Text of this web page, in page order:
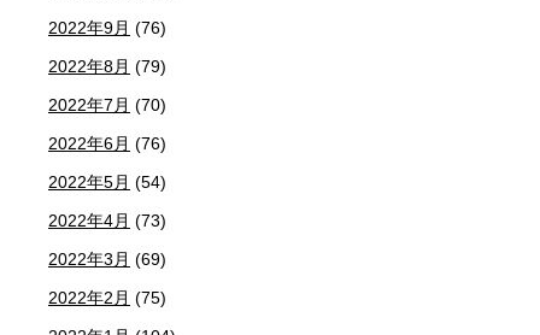
2022年9月 (76)
2022年8月 (79)
2022年7月 (70)
2022年6月 (76)
2022年5月 (54)
2022年4月 (73)
2022年3月 (69)
2022年2月 (75)